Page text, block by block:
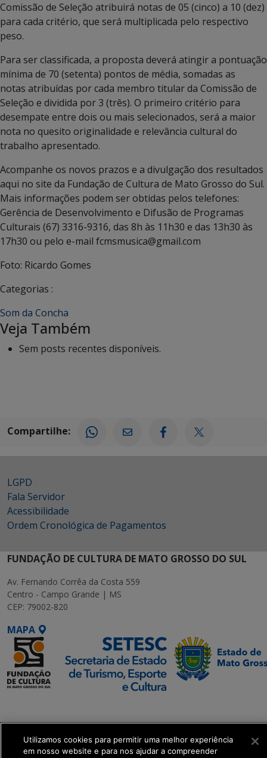
Comissão de Seleção atribuirá notas de 05 (cinco) a 10 (dez)
para cada critério, que será multiplicada pelo respectivo
peso.
Para ser classificada, a proposta deverá atingir a pontuação
mínima de 70 (setenta) pontos de média, somadas as
notas atribuídas por cada membro titular da Comissão de
Seleção e dividida por 3 (três). O primeiro critério para
desempate entre dois ou mais selecionados, será a maior
nota no quesito originalidade e relevância cultural do
trabalho apresentado.
Acompanhe os novos prazos e a divulgação dos resultados
aqui no site da Fundação de Cultura de Mato Grosso do Sul.
Mais informações podem ser obtidas pelos telefones:
Gerência de Desenvolvimento e Difusão de Programas
Culturais (67) 3316-9316, das 8h às 11h30 e das 13h30 às
17h30 ou pelo e-mail fcmsmusica@gmail.com
Foto: Ricardo Gomes
Categorias :
Som da Concha
Veja Também
Sem posts recentes disponíveis.
Compartilhe:
LGPD
Fala Servidor
Acessibilidade
Ordem Cronológica de Pagamentos
FUNDAÇÃO DE CULTURA DE MATO GROSSO DO SUL
Av. Fernando Corrêa da Costa 559
Centro - Campo Grande | MS
CEP: 79002-820
MAPA
Executiva de
Transformação Digital
Utilizamos cookies para permitir uma melhor experiência
em nosso website e para nos ajudar a compreender